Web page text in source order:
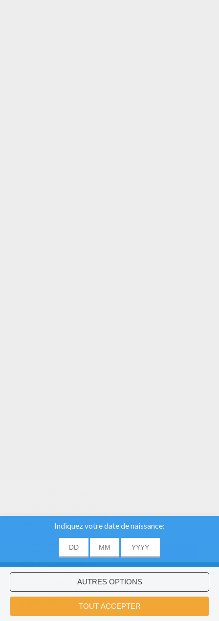
notre trafic et donner à
nos utilisateurs la
meilleure expérience
utilisateur. Nous
fournissons également
des informations sur
l'utilisation de notre site
à nos partenaires
publicitaires et
Voulez-vous installer l'application
Hellokids?
OK
×